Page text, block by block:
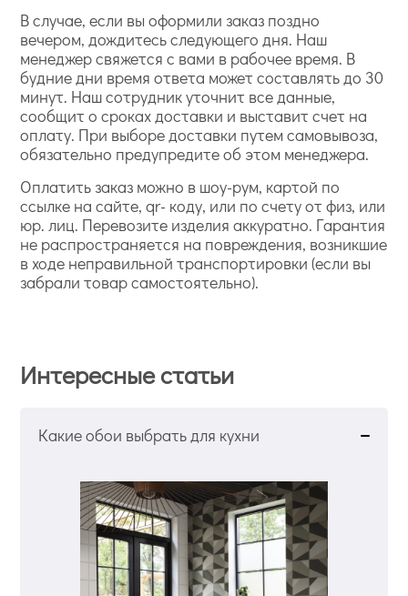
В случае, если вы оформили заказ поздно
вечером, дождитесь следующего дня. Наш
менеджер свяжется с вами в рабочее время. В
будние дни время ответа может составлять до 30
минут. Наш сотрудник уточнит все данные,
сообщит о сроках доставки и выставит счет на
оплату. При выборе доставки путем самовывоза,
обязательно предупредите об этом менеджера.
Оплатить заказ можно в шоу-рум, картой по
ссылке на сайте, qr- коду, или по счету от физ, или
юр. лиц. Перевозите изделия аккуратно. Гарантия
не распространяется на повреждения, возникшие
в ходе неправильной транспортировки (если вы
забрали товар самостоятельно).
Интересные статьи
Какие обои выбрать для кухни